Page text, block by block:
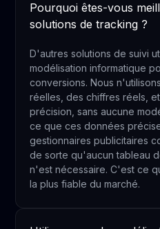
Pourquoi êtes-vous
solutions de tracking ?
D'autres solutions de suivi
modélisation informatique
conversions. Nous
réelles, des chiffres réels,
précision, sans aucune
ce que ces données
gestionnaires publicitaires
de sorte qu'aucun tableau
n'est nécessaire. C'est ce
la plus fiable du marché.